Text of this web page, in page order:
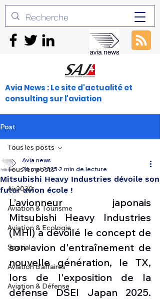
Avia News : Le site d'actualité et
consulting sur l'aviation
Post
Tous les posts
Air2030
Aviation & Tourisme
Aviation & Ecologie
Spatial
Aviation d'affaires
Aviation & Défense
Tous les posts
Mitsubishi Heavy Industries dévoile son
futur avion école !
Avia news
26 mai 2025 2 min de lecture
L’avionneur japonais
Mitsubishi Heavy Industries
(MHI) a dévoilé le concept de
son avion d'entraînement de
nouvelle génération, le TX,
lors de l'exposition de la
défense DSEI Japan 2025.